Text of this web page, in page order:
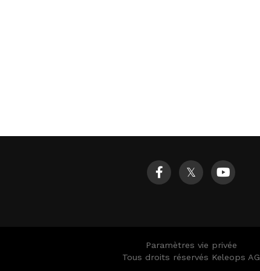
𝕏
Paramètres vie privée
Tous droits réservés Keleops AG